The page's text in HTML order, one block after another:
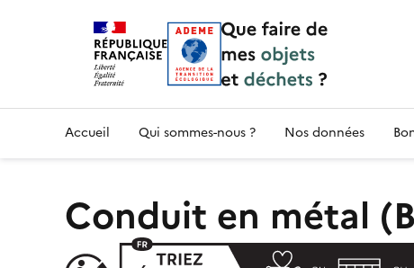
Accueil — Que Faire de mes objets & déchets
Accueil Qui sommes-nous ? Nos données
Conduit en métal